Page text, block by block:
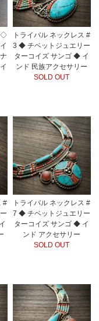
◇
トライバル ネックレス #
3 ◆ チベットジュエリー
ターコイズ サンゴ ◆ イ
ンド 民族アクセサリー
SOLD OUT
#
トライバル ネックレス #
7 ◆ チベットジュエリー
ターコイズ サンゴ ◆ イ
ンド アクセサリー
SOLD OUT